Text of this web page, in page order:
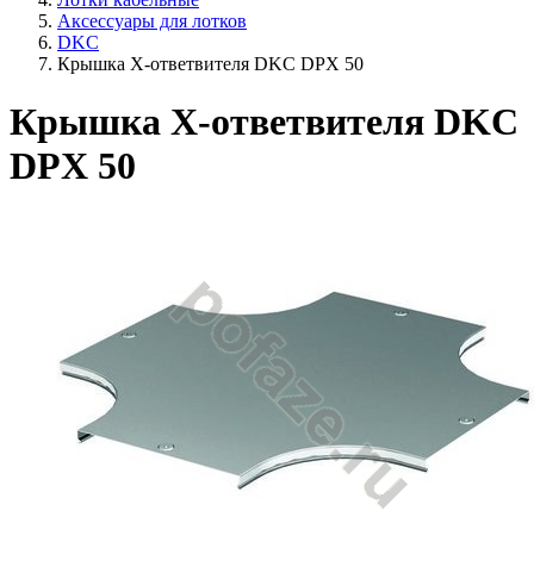
Аксессуары для лотков
DKC
Крышка X-ответвителя DKC DPX 50
Крышка X-ответвителя DKC
DPX 50